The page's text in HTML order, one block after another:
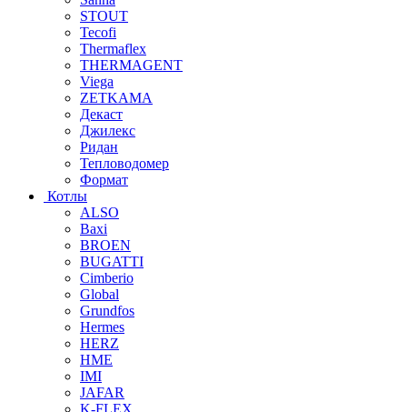
STOUT
Tecofi
Thermaflex
THERMAGENT
Viega
ZETKAMA
Декаст
Джилекс
Ридан
Тепловодомер
Формат
Котлы
ALSO
Baxi
BROEN
BUGATTI
Cimberio
Global
Grundfos
Hermes
HERZ
HME
IMI
JAFAR
K-FLEX